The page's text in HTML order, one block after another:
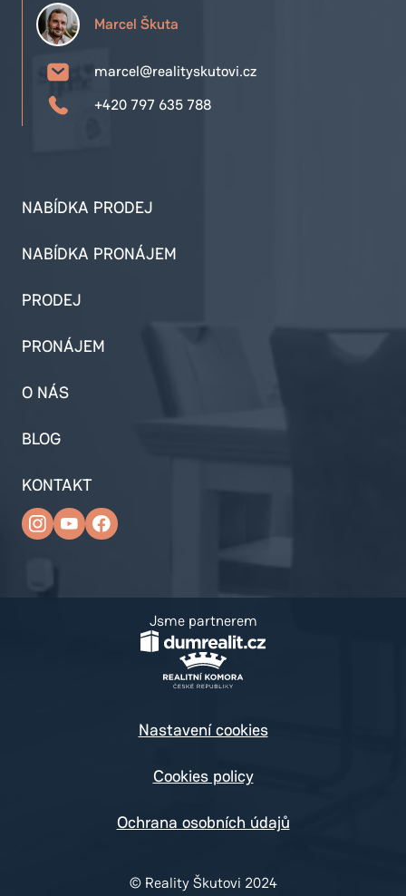
Marcel Škuta
marcel@realityskutovi.cz
+420 797 635 788
NABÍDKA PRODEJ
NABÍDKA PRONÁJEM
PRODEJ
PRONÁJEM
O NÁS
BLOG
KONTAKT
Jsme partnerem
Nastavení cookies
Cookies policy
Ochrana osobních údajů
© Reality Škutovi 2024